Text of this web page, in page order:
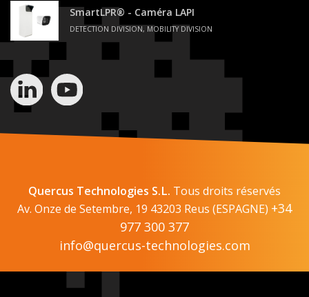
SmartLPR® - Caméra LAPI
DETECTION DIVISION, MOBILITY DIVISION
Quercus Technologies S.L. Tous droits réservés
Av. Onze de Setembre, 19 43203 Reus (ESPAGNE) +34
977 300 377
info@quercus-technologies.com